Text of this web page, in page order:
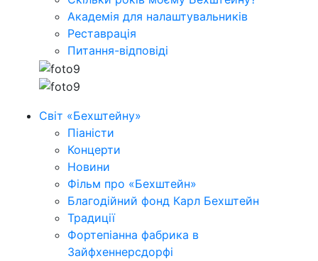
Академія для налаштувальників
Реставрація
Питання-відповіді
Світ «Бехштейну»
Піаністи
Концерти
Новини
Фільм про «Бехштейн»
Благодійний фонд Карл Бехштейн
Традиції
Фортепіанна фабрика в
Зайфхеннерсдорфi